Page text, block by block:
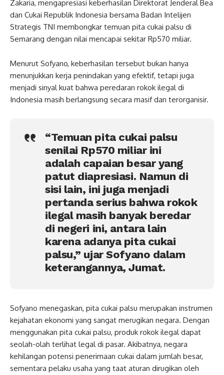
Zakaria, mengapresiasi keberhasilan Direktorat Jenderal Bea
dan Cukai Republik Indonesia bersama Badan Intelijen
Strategis TNI membongkar temuan pita cukai palsu di
Semarang dengan nilai mencapai sekitar Rp570 miliar.
Menurut Sofyano, keberhasilan tersebut bukan hanya
menunjukkan kerja penindakan yang efektif, tetapi juga
menjadi sinyal kuat bahwa peredaran rokok ilegal di
Indonesia masih berlangsung secara masif dan terorganisir.
“Temuan pita cukai palsu
senilai Rp570 miliar ini
adalah capaian besar yang
patut diapresiasi. Namun di
sisi lain, ini juga menjadi
pertanda serius bahwa rokok
ilegal masih banyak beredar
di negeri ini, antara lain
karena adanya pita cukai
palsu,” ujar Sofyano dalam
keterangannya, Jumat.
Sofyano menegaskan, pita cukai palsu merupakan instrumen
kejahatan ekonomi yang sangat merugikan negara. Dengan
menggunakan pita cukai palsu, produk rokok ilegal dapat
seolah-olah terlihat legal di pasar. Akibatnya, negara
kehilangan potensi penerimaan cukai dalam jumlah besar,
sementara pelaku usaha yang taat aturan dirugikan oleh